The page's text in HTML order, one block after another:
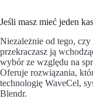
Jeśli masz mieć jeden
Niezależnie od tego,
przekraczasz ją
wybór ze względu na
Oferuje rozwiązania,
technologię WaveCel,
Blendr.